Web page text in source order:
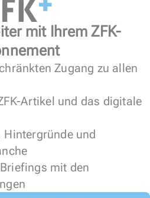
mit Ihrem ZFK-
Zugang zu allen
Artikel und das digitale
und
mit den